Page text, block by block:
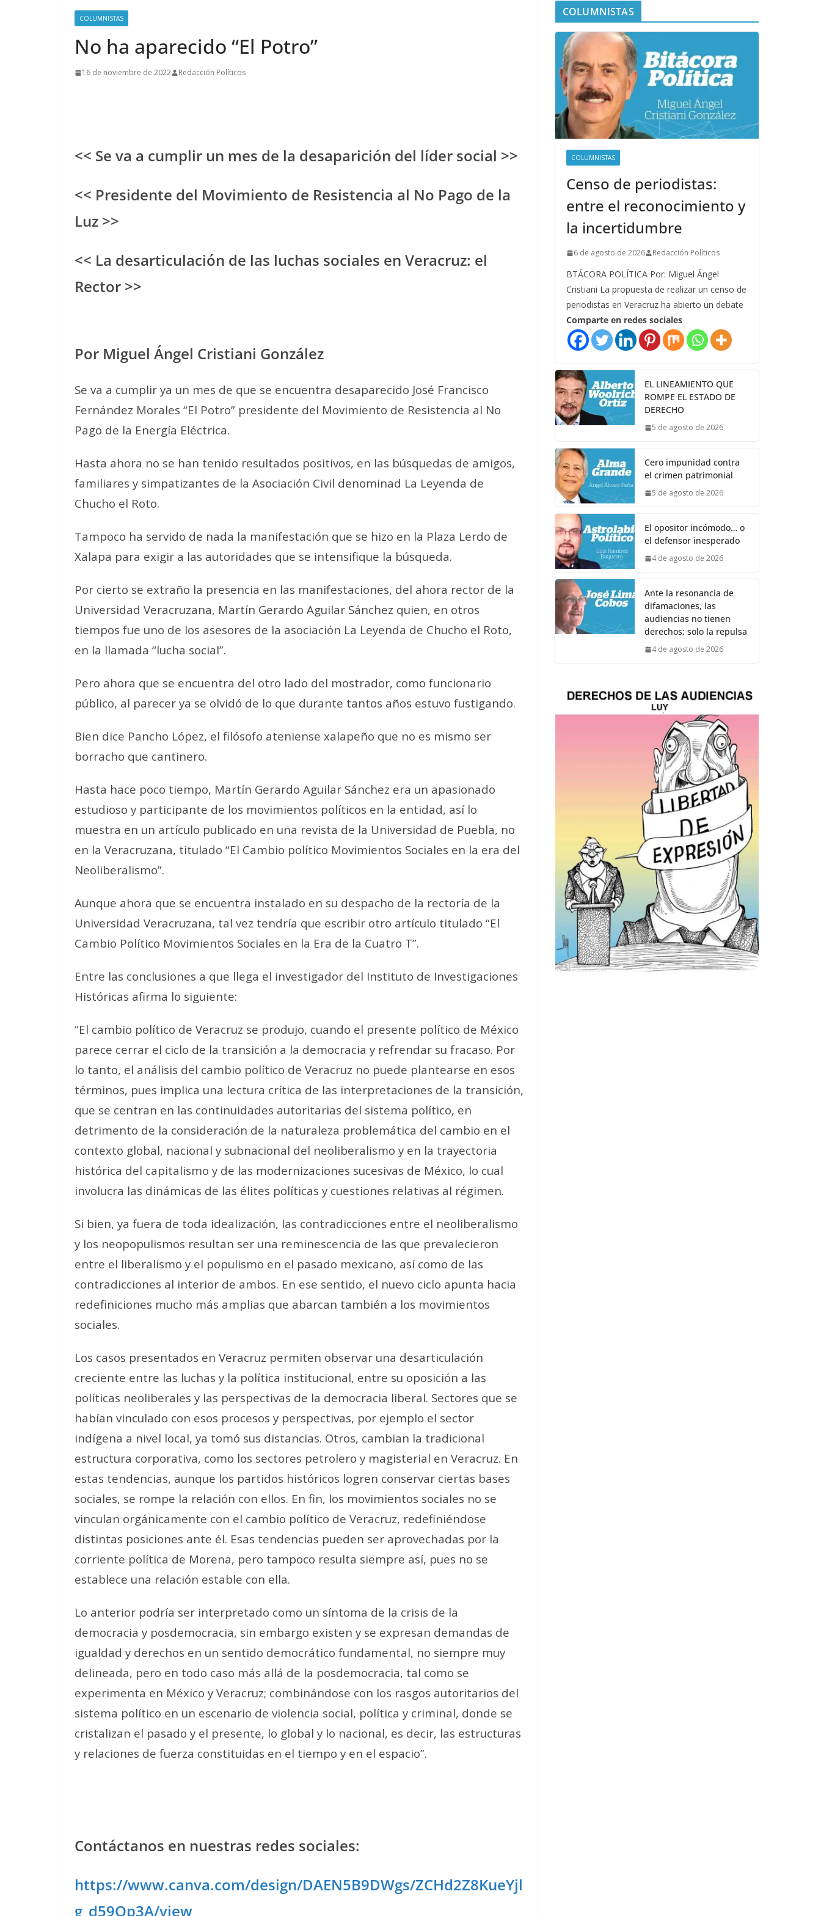
COLUMNISTAS
No ha aparecido “El Potro”
16 de noviembre de 2022 Redacción Políticos
<< Se va a cumplir un mes de la desaparición del líder social >>
<< Presidente del Movimiento de Resistencia al No Pago de la
Luz >>
<< La desarticulación de las luchas sociales en Veracruz: el
Rector >>
Por Miguel Ángel Cristiani González
Se va a cumplir ya un mes de que se encuentra desaparecido José Francisco
Fernández Morales “El Potro” presidente del Movimiento de Resistencia al No
Pago de la Energía Eléctrica.
Hasta ahora no se han tenido resultados positivos, en las búsquedas de amigos,
familiares y simpatizantes de la Asociación Civil denominad La Leyenda de
Chucho el Roto.
Tampoco ha servido de nada la manifestación que se hizo en la Plaza Lerdo de
Xalapa para exigir a las autoridades que se intensifique la búsqueda.
Por cierto se extraño la presencia en las manifestaciones, del ahora rector de la
Universidad Veracruzana, Martín Gerardo Aguilar Sánchez quien, en otros
tiempos fue uno de los asesores de la asociación La Leyenda de Chucho el Roto,
en la llamada “lucha social”.
Pero ahora que se encuentra del otro lado del mostrador, como funcionario
público, al parecer ya se olvidó de lo que durante tantos años estuvo fustigando.
Bien dice Pancho López, el filósofo ateniense xalapeño que no es mismo ser
borracho que cantinero.
Hasta hace poco tiempo, Martín Gerardo Aguilar Sánchez era un apasionado
estudioso y participante de los movimientos políticos en la entidad, así lo
muestra en un artículo publicado en una revista de la Universidad de Puebla, no
en la Veracruzana, titulado “El Cambio político Movimientos Sociales en la era del
Neoliberalismo”.
Aunque ahora que se encuentra instalado en su despacho de la rectoría de la
Universidad Veracruzana, tal vez tendría que escribir otro artículo titulado “El
Cambio Político Movimientos Sociales en la Era de la Cuatro T”.
Entre las conclusiones a que llega el investigador del Instituto de Investigaciones
Históricas afirma lo siguiente:
“El cambio político de Veracruz se produjo, cuando el presente político de México
parece cerrar el ciclo de la transición a la democracia y refrendar su fracaso. Por
lo tanto, el análisis del cambio político de Veracruz no puede plantearse en esos
términos, pues implica una lectura crítica de las interpretaciones de la transición,
que se centran en las continuidades autoritarias del sistema político, en
detrimento de la consideración de la naturaleza problemática del cambio en el
contexto global, nacional y subnacional del neoliberalismo y en la trayectoria
histórica del capitalismo y de las modernizaciones sucesivas de México, lo cual
involucra las dinámicas de las élites políticas y cuestiones relativas al régimen.
Si bien, ya fuera de toda idealización, las contradicciones entre el neoliberalismo
y los neopopulismos resultan ser una reminescencia de las que prevalecieron
entre el liberalismo y el populismo en el pasado mexicano, así como de las
contradicciones al interior de ambos. En ese sentido, el nuevo ciclo apunta hacia
redefiniciones mucho más amplias que abarcan también a los movimientos
sociales.
Los casos presentados en Veracruz permiten observar una desarticulación
creciente entre las luchas y la política institucional, entre su oposición a las
políticas neoliberales y las perspectivas de la democracia liberal. Sectores que se
habían vinculado con esos procesos y perspectivas, por ejemplo el sector
indígena a nivel local, ya tomó sus distancias. Otros, cambian la tradicional
estructura corporativa, como los sectores petrolero y magisterial en Veracruz. En
estas tendencias, aunque los partidos históricos logren conservar ciertas bases
sociales, se rompe la relación con ellos. En fin, los movimientos sociales no se
vinculan orgánicamente con el cambio político de Veracruz, redefiniéndose
distintas posiciones ante él. Esas tendencias pueden ser aprovechadas por la
corriente política de Morena, pero tampoco resulta siempre así, pues no se
establece una relación estable con ella.
Lo anterior podría ser interpretado como un síntoma de la crisis de la
democracia y posdemocracia, sin embargo existen y se expresan demandas de
igualdad y derechos en un sentido democrático fundamental, no siempre muy
delineada, pero en todo caso más allá de la posdemocracia, tal como se
experimenta en México y Veracruz; combinándose con los rasgos autoritarios del
sistema político en un escenario de violencia social, política y criminal, donde se
cristalizan el pasado y el presente, lo global y lo nacional, es decir, las estructuras
y relaciones de fuerza constituidas en el tiempo y en el espacio”.
Contáctanos en nuestras redes sociales:
https://www.canva.com/design/DAEN5B9DWgs/ZCHd2Z8KueYjl
g_d59Op3A/view
COLUMNISTAS
COLUMNISTAS
Censo de periodistas:
entre el reconocimiento y
la incertidumbre
6 de agosto de 2026 Redacción Políticos
BTÁCORA POLÍTICA Por: Miguel Ángel
Cristiani La propuesta de realizar un censo de
periodistas en Veracruz ha abierto un debate
Comparte en redes sociales
EL LINEAMIENTO QUE
ROMPE EL ESTADO DE
DERECHO
5 de agosto de 2026
Cero impunidad contra
el crimen patrimonial
5 de agosto de 2026
El opositor incómodo… o
el defensor inesperado
4 de agosto de 2026
Ante la resonancia de
difamaciones, las
audiencias no tienen
derechos; solo la repulsa
4 de agosto de 2026